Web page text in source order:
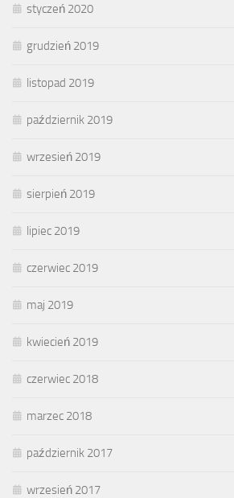
styczeń 2020
grudzień 2019
listopad 2019
październik 2019
wrzesień 2019
sierpień 2019
lipiec 2019
czerwiec 2019
maj 2019
kwiecień 2019
czerwiec 2018
marzec 2018
październik 2017
wrzesień 2017